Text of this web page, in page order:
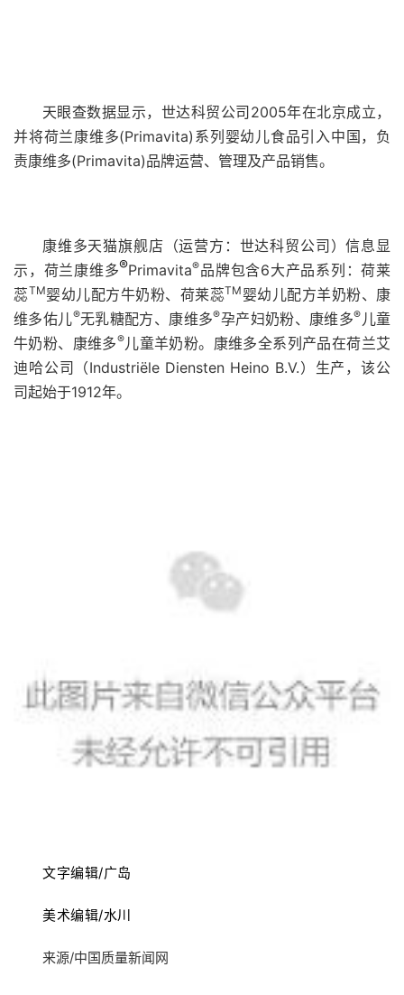
天眼查数据显示，世达科贸公司2005年在北京成立，
并将荷兰康维多(Primavita)系列婴幼儿食品引入中国，负
责康维多(Primavita)品牌运营、管理及产品销售。
康维多天猫旗舰店（运营方：世达科贸公司）信息显
示，荷兰康维多®Primavita®品牌包含6大产品系列：荷莱
蕊TM婴幼儿配方牛奶粉、荷莱蕊TM婴幼儿配方羊奶粉、康
维多佑儿®无乳糖配方、康维多®孕产妇奶粉、康维多® 儿童
牛奶粉、康维多®儿童羊奶粉。康维多全系列产品在荷兰艾
迪哈公司（Industriële Diensten Heino B.V.）生产，该公
司起始于1912年。
文字编辑/广岛
美术编辑/水川
来源/中国质量新闻网